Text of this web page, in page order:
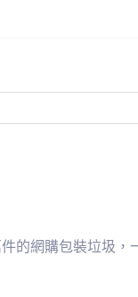
的網購包裝垃圾，